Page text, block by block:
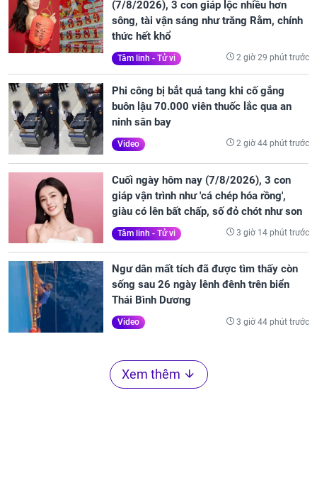
(7/8/2026), 3 con giáp lộc nhiều hơn
sông, tài vận sáng như trăng Rằm, chính
thức hết khổ
Tâm linh - Tử vi 2 giờ 29 phút trước
Phi công bị bắt quả tang khi cố gắng
buôn lậu 70.000 viên thuốc lắc qua an
ninh sân bay
Video 2 giờ 44 phút trước
Cuối ngày hôm nay (7/8/2026), 3 con
giáp vận trình như 'cá chép hóa rồng',
giàu có lên bất chấp, số đỏ chót như son
Tâm linh - Tử vi 3 giờ 14 phút trước
Ngư dân mất tích đã được tìm thấy còn
sống sau 26 ngày lênh đênh trên biển
Thái Bình Dương
Video 3 giờ 44 phút trước
Xem thêm